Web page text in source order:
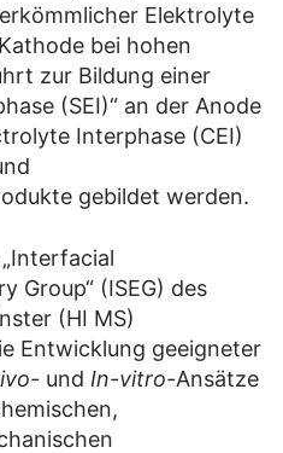
Elektrolyte
bei hohen
zur Bildung einer
(SEI)“ an der Anode
Interphase (CEI)
gebildet werden.
Group“ (ISEG) des
(HI MS)
Entwicklung geeigneter
und In-vitro-Ansätze